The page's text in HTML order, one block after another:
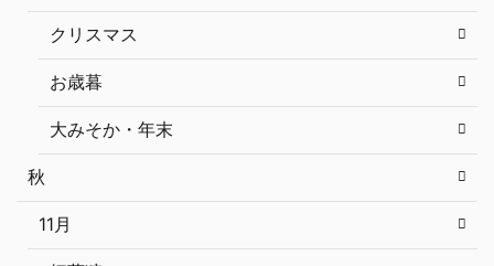
クリスマス
お歳暮
大みそか・年末
秋
11月